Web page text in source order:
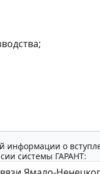
информации о
системы ГАРАНТ: